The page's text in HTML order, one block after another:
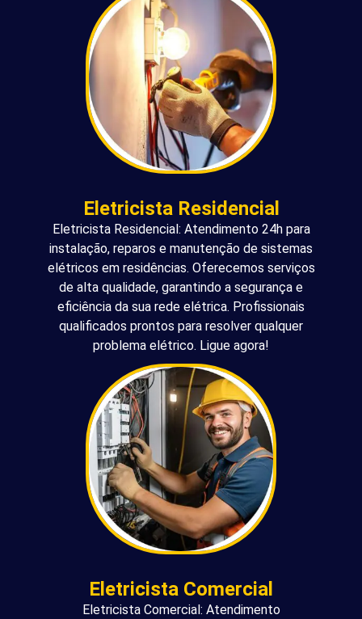
Eletricista Residencial
Eletricista Residencial: Atendimento 24h para
instalação, reparos e manutenção de sistemas
elétricos em residências. Oferecemos serviços
de alta qualidade, garantindo a segurança e
eficiência da sua rede elétrica. Profissionais
qualificados prontos para resolver qualquer
problema elétrico. Ligue agora!
Eletricista Comercial
Eletricista Comercial: Atendimento